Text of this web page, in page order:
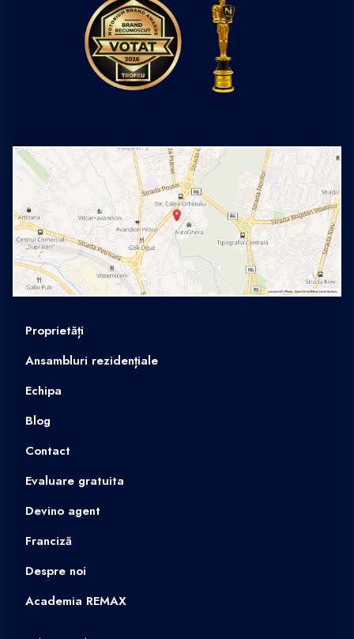
Proprietăți
Ansambluri rezidențiale
Echipa
Blog
Contact
Evaluare gratuita
Devino agent
Franciză
Despre noi
Academia REMAX